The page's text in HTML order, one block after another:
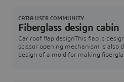
Fiberglass design cabin
Car roof flap designThis flap is
scissor opening mechanism is
design of a mold for making
CATIA USER COMMUNITY